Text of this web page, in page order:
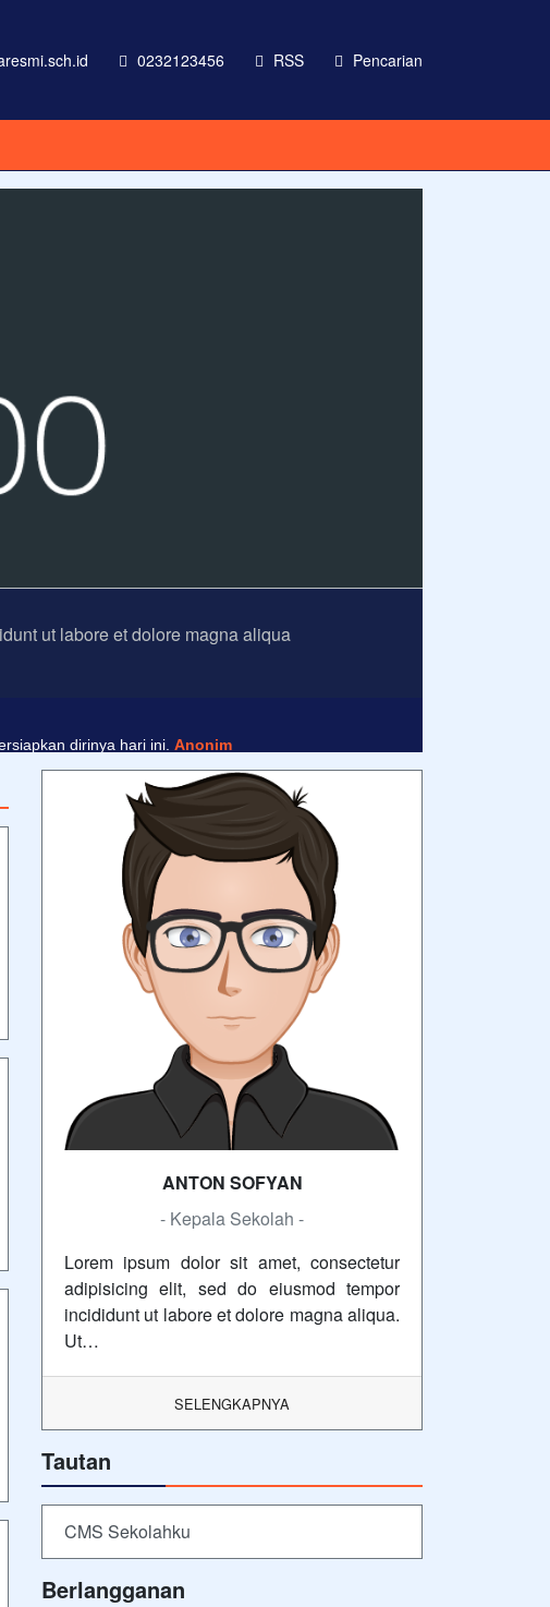
0232123456 RSS Pencarian
ut labore et dolore magna aliqua
dirinya hari ini.Anonim
ANTON SOFYAN
- Kepala Sekolah -
Lorem ipsum dolor sit amet, consectetur
adipisicing elit, sed do eiusmod tempor
incididunt ut labore et dolore magna aliqua.
Ut…
SELENGKAPNYA
Tautan
CMS Sekolahku
Berlangganan